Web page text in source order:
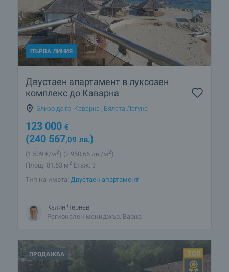
ПЪРВА ЛИНИЯ
Двустаен апартамент в луксозен
комплекс до Каварна
Близо до гр. Каварна Бялата Лагуна
123 000 €
(240 567,09 лв.)
(1 509 €/м2) (2 950 ,66 лв./м2)
Площ: 81.53 м2 Етаж: 3
Тип на имота: Двустаен апартамент
Калин Чернев
Регионален мениджър, Варна
ПРОДАЖБА